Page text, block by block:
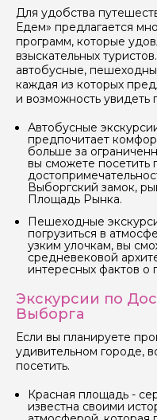
Для удобства
Едем» предлагается
программ, которые
взыскательных
автобусные,
каждая из которых
и возможность увидеть
Автобусные
предпочитает
больше за
вы сможете посетить
Выборгский замок,
Площадь Рынка.
Пешеходные
погрузиться в
узким улочкам, вы
средневековой
интересных фактов о
Экскурсии по
Выборга
Если вы планируете
удивительном городе,
посетить.
Красная площадь -
известна своими